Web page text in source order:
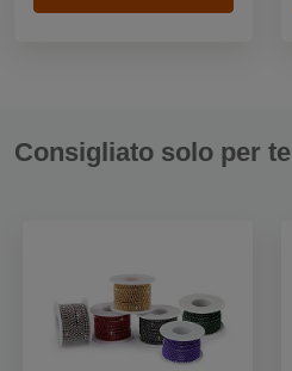
Consigliato solo per te